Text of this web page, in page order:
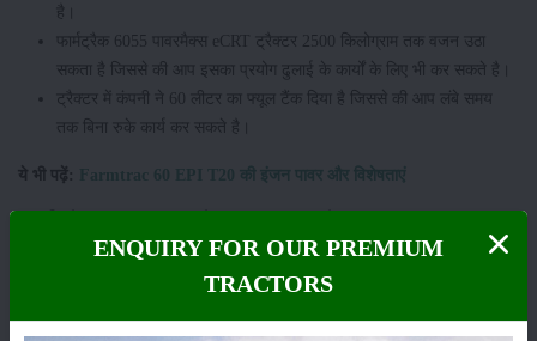
है।
फार्मट्रैक 6055 पावरमैक्स eCRT ट्रैक्टर 2500 किलोग्राम तक वजन उठा
सकता है जिससे की आप इसका प्रयोग ढुलाई के कार्यों के लिए भी कर सकते है।
ट्रैक्टर में कंपनी ने 60 लीटर का फ्यूल टैंक दिया है जिससे की आप लंबे समय
तक बिना रुके कार्य कर सकते है।
ये भी पढ़ें: Farmtrac 60 EPI T20 की इंजन पावर और विशेषताएं
फार्मट्रैक 6055 पावरमैक्स eCRT ट्रैक्टर की कीमत 10.30 से 10.60 लाख रुपये है।
कई जगहों पर कीमतों में थोड़ा अंतर भी देखने को मिलता है। ये ट्रैक्टर 5000 घंटे या
ENQUIRY FOR OUR PREMIUM
TRACTORS